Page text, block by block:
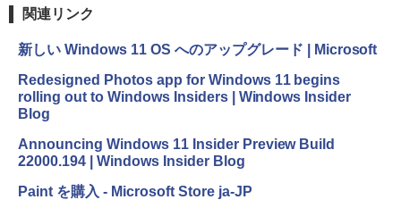
ェクトリストと最新エミュレータ紹介
￥1,600
1冊ですべて身につくHTML & CSSとWe
bデザイン入門講座［第2版］
￥2,326
ージ、防水、7インチカラーディスプレ
イ、色調調節ライト、最大8週間持続バッ
￥39,980
関連リンク
新しい Windows 11 OS へのアップグレード | Microsoft
Redesigned Photos app for Windows 11 begins
rolling out to Windows Insiders | Windows Insider
Blog
Announcing Windows 11 Insider Preview Build
22000.194 | Windows Insider Blog
Paint を購入 - Microsoft Store ja-JP